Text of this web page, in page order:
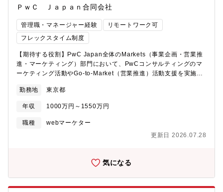
メンバーのポテンシャルを最大化させる役割です。「プレイング
マネージャー」として、事業の数値が自らの意思決定と実行によ
って直接跳ね上がる手応えを深く味わえます。3. 「属人的なマー
ケティング」を否定し、AIと仕組みで勝つ組織を創るDeltaXは、
徹底したドキュメント文化とAI活用により、少人数で巨大なイン
パクトを出す組織を目指しています。過去の経験則や気合に頼る
運用を排し、データ分析や検証プロセス自体を仕組み化・自動化
してください。「仕事の総量は多いが、不純物（無駄な会議や調
において完成させる面白さがあります。【業務内容】・全体マー
ケティングの実行戦略策定： 集客および売上最大化（CV最大化）
グ投資（予算配分）の最適化： 各チャネル（PPC、SEO、SNS、
CRM等）への最適な予算投下とROI（投資対効果）の最大化。・
ル。・徹底した数値分析とPDCAの推進： ユーザーの行動データ
を基にしたボトルネックの特定、CVR改善、および施策検証の仕
組み化。・既存マーケティングチームのリード： 自律的に動くメ
ンバーの指揮、育成、および組織全体の「勝率」を底上げするマ
ＰｗＣ Ｊａｐａｎ合同会社
管理職・マネージャー経験
リモートワーク可
フレックスタイム制度
【期待する役割】PwC Japan全体のMarkets（事業企画・営業推
進・マーケティング）部門において、PwCコンサルティングのマ
ーケティング活動やGo-to-Market（営業推進）活動支援を実施す
Market〉推進）PwCコンサルティングが成長を加速させる注力領
域（例：AI、人的資本、価値創造経営、リスクマネジメント等）
においてリーダーやパートナーの片腕となり、営業推進を担って
いただきます。・営業活動計画やターゲット策定・活動進捗管
ィング など■B2Bマーケティング／ブランディング企画・実行
クライアントとの接点を生み出したり、既存顧客との関係維持の
ためのマーケティング活動全般を企画・実施していただきます。
PwCコンサルティングの担当者やパートナーと連携し、リード創
出からフォローまでを対応します。・オンサイト/Webセミナー等
勤務地 東京都
年収 1000万円～1550万円
職種
webマーケター
更新日 2026.07.28
気になる